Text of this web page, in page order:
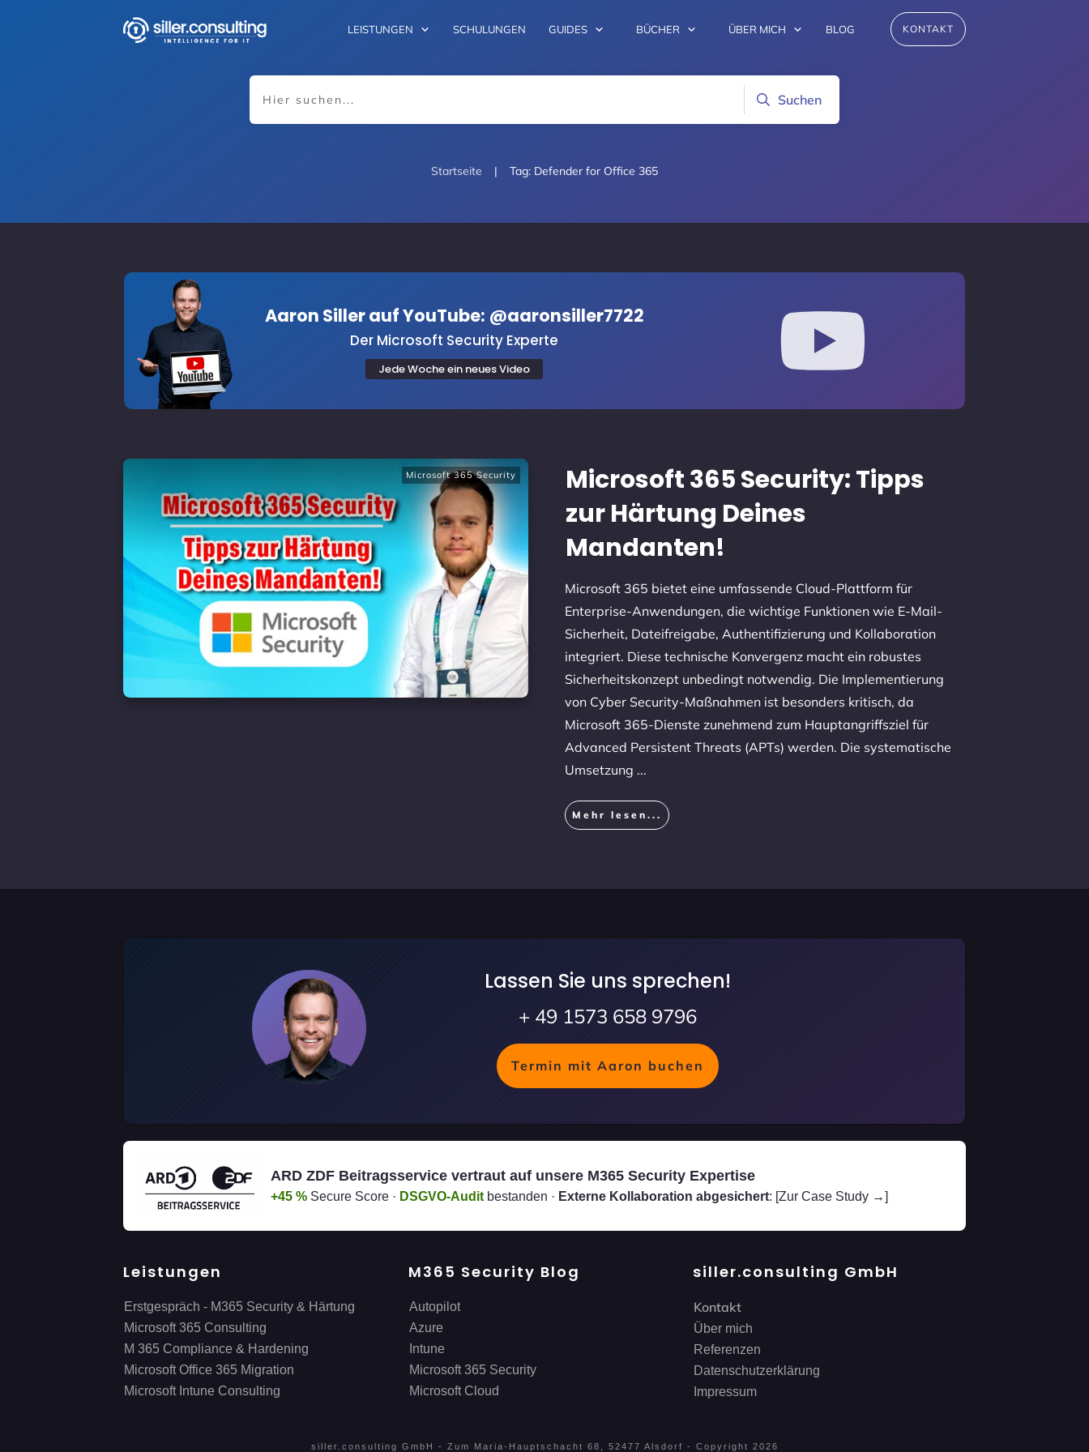
LEISTUNGEN SCHULUNGEN GUIDES BÜCHER ÜBER MICH BLOG KONTAKT
Suchen
Startseite | Tag: Defender for Office 365
Aaron Siller auf YouTube: @aaronsiller7722
Der Microsoft Security Experte
Jede Woche ein neues Video
Microsoft 365 Security
Microsoft 365 Security: Tipps
zur Härtung Deines
Mandanten!
Microsoft 365 bietet eine umfassende Cloud-Plattform für
Enterprise-Anwendungen, die wichtige Funktionen wie E-Mail-
Sicherheit, Dateifreigabe, Authentifizierung und Kollaboration
integriert. Diese technische Konvergenz macht ein robustes
Sicherheitskonzept unbedingt notwendig. Die Implementierung
von Cyber Security-Maßnahmen ist besonders kritisch, da
Microsoft 365-Dienste zunehmend zum Hauptangriffsziel für
Advanced Persistent Threats (APTs) werden. Die systematische
Umsetzung ...
Mehr lesen...
Lassen Sie uns sprechen!
+ 49 1573 658 9796
Termin mit Aaron buchen
ARD ZDF Beitragsservice vertraut auf unsere M365 Security Expertise
+45 % Secure Score · DSGVO-Audit bestanden · Externe Kollaboration abgesichert: [Zur Case Study →]
Leistungen
Erstgespräch - M365 Security & Härtung
Microsoft 365 Consulting
M 365 Compliance & Hardening
Microsoft Office 365 Migration
Microsoft Intune Consulting
M365 Security Blog
Autopilot
Azure
Intune
Microsoft 365 Security
Microsoft Cloud
siller.consulting GmbH
Kontakt
Über mich
Referenzen
Datenschutzerklärung
Impressum
siller.consulting GmbH - Zum Maria-Hauptschacht 68, 52477 Alsdorf - Copyright 2026